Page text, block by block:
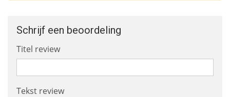
Schrijf een beoordeling
Titel review
Tekst review